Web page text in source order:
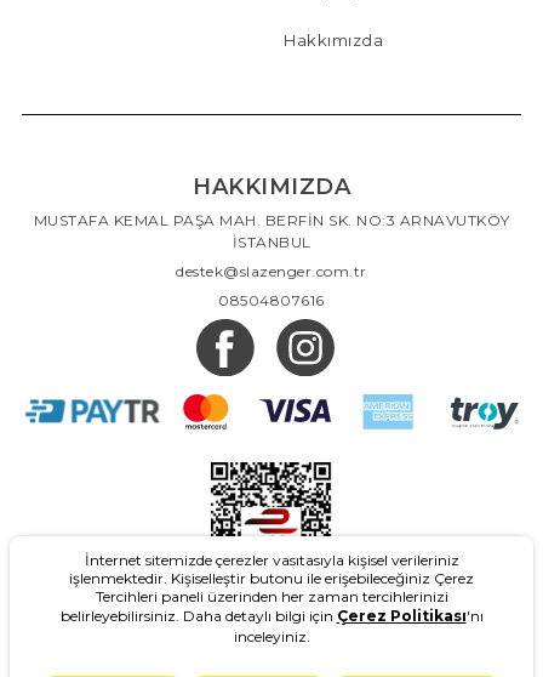
Hakkımızda
HAKKIMIZDA
MUSTAFA KEMAL PAŞA MAH. BERFİN SK. NO:3 ARNAVUTKÖY
İSTANBUL
destek@slazenger.com.tr
08504807616
- Slazenger.com.tr - Tüm Hakları Saklıdır.
İnternet sitemizde çerezler vasıtasıyla kişisel verileriniz
işlenmektedir. Kişiselleştir butonu ile erişebileceğiniz Çerez
Tercihleri paneli üzerinden her zaman tercihlerinizi
belirleyebilirsiniz. Daha detaylı bilgi için Çerez Politikası'nı
inceleyiniz.